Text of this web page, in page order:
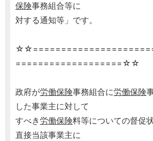
保険事務組合等に
対する通知等」です。
===================☆☆
政府が労働保険事務組合に労働保険
した事業主に対して
すべき労働保険料等についての督促
直接当該事業主に